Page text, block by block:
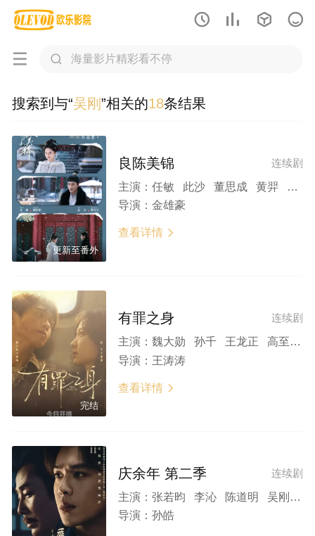
   
 
搜索到与“吴刚 ”相关的18条结果
更新至番外
连续剧
良陈美锦
主演： 任敏 此沙 董思成 黄羿 吴刚 王思懿 左叶 印小天 杨童舒 李菲儿 张耀 黄日莹 杨昆 杨青 丁嘉丽 李媛 黄龄 钱波 郑家彬
导演： 金雄豪
查看详情 
完结
连续剧
有罪之身
主演： 魏大勋 孙千 王龙正 高至霆 王真儿 吴刚 李传缨 张帆 林鹏 石文中 杨子骅 曲高位 王维申 扈天翼 肖鼎臣 徐思雨 李艺科 侯拂明 星棋
导演： 王涛涛
查看详情 
连续剧
庆余年 第二季
主演： 张若昀 李沁 陈道明 吴刚 田雨 李小冉 俞飞鸿 袁泉 毛晓彤 郭麒麟 宋轶 辛芷蕾
导演： 孙皓